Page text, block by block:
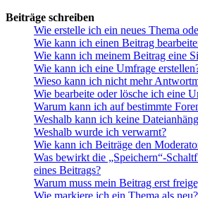
Beiträge schreiben
Wie erstelle ich ein neues Thema
Wie kann ich einen Beitrag
Wie kann ich meinem Beitrag eine
Wie kann ich eine Umfrage
Wieso kann ich nicht mehr
Wie bearbeite oder lösche ich eine
Warum kann ich auf bestimmte
Weshalb kann ich keine
Weshalb wurde ich verwarnt?
Wie kann ich Beiträge den
Was bewirkt die „Speichern“-
eines Beitrags?
Warum muss mein Beitrag erst
Wie markiere ich ein Thema als neu?